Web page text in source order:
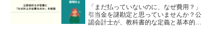
「まだ払っていないのに、なぜ費用？」
引当金を謎勘定と思っていませんか？公
認会計士が、教科書的な定義と基本的な